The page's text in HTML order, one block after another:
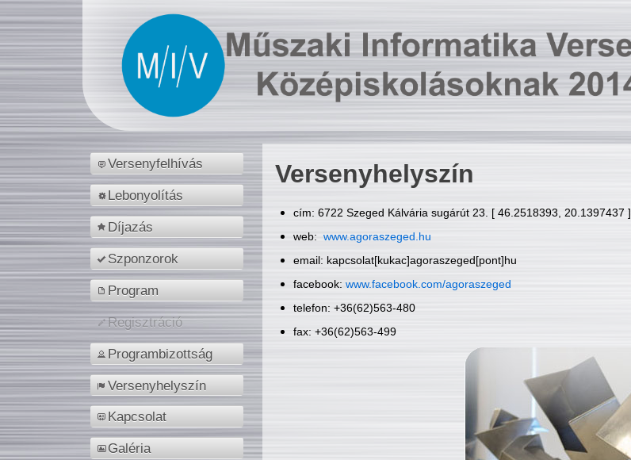
Versenyfelhívás
Lebonyolítás
Díjazás
Szponzorok
Program
Regisztráció
Programbizottság
Versenyhelyszín
Kapcsolat
Galéria
Versenyhelyszín
cím: 6722 Szeged Kálvária sugárút 23. [ 46.2518393, 20.1397437 ]
web: www.agoraszeged.hu
email: kapcsolat[kukac]agoraszeged[pont]hu
facebook: www.facebook.com/agoraszeged
telefon: +36(62)563-480
fax: +36(62)563-499